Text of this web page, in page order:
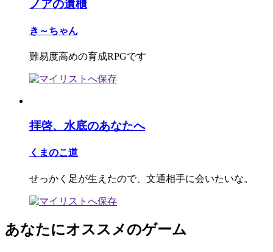
ノアの遺櫃
き～ちゃん
難易度高めの育成RPGです
拝啓、水底のあなたへ
くまのこ道
せっかく足が生えたので、文通相手に会いたいな。
あなたにオススメのゲーム